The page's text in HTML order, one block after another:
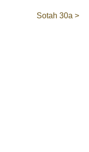
Sotah 30a >